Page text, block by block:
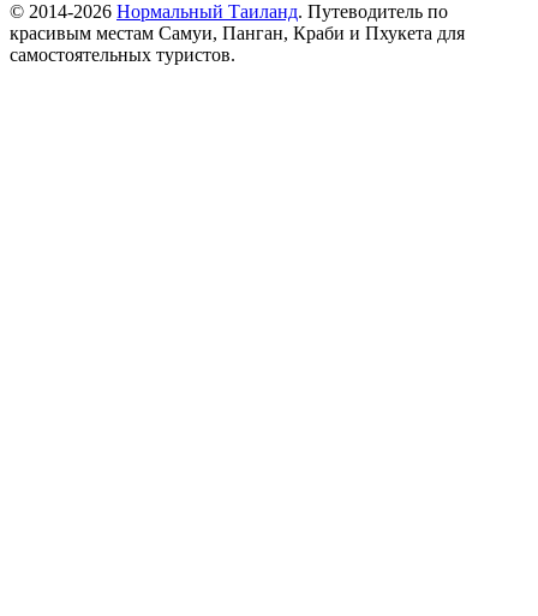
© 2014-2026 Нормальный Таиланд. Путеводитель по
красивым местам Самуи, Панган, Краби и Пхукета для
самостоятельных туристов.